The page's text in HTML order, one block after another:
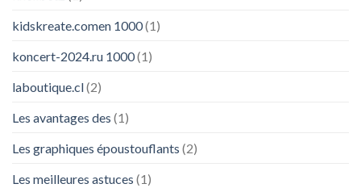
kidskreate.comen 1000(1)
koncert-2024.ru 1000(1)
laboutique.cl(2)
Les avantages des (1)
Les graphiques époustouflants (2)
Les meilleures astuces (1)